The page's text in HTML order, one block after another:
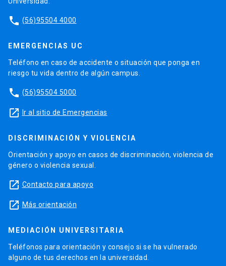
phone (56)95504 4000
EMERGENCIAS UC
Teléfono en caso de accidente o situación que ponga en
riesgo tu vida dentro de algún campus.
phone (56)95504 5000
launch Ir al sitio de Emergencias
DISCRIMINACIÓN Y VIOLENCIA
Orientación y apoyo en casos de discriminación, violencia de
género o violencia sexual.
launch Contacto para apoyo
launch Más orientación
MEDIACIÓN UNIVERSITARIA
Teléfonos para orientación y consejo si se ha vulnerado
alguno de tus derechos en la universidad.